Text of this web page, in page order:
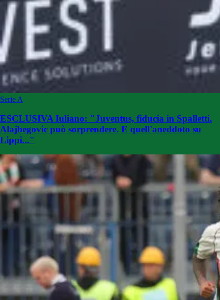
Serie A
ESCLUSIVA Iuliano: "Juventus, fiducia in Spalletti.
Alajbegovic può sorprendere. E quell'aneddoto su
Lippi..."